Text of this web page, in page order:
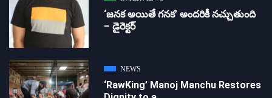
‘జ‌న‌క అయితే గ‌న‌క‌’ అందరికీ నచ్చుతుంది
– డైరెక్ట‌ర్
NEWS
‘RawKing’ Manoj Manchu Restores